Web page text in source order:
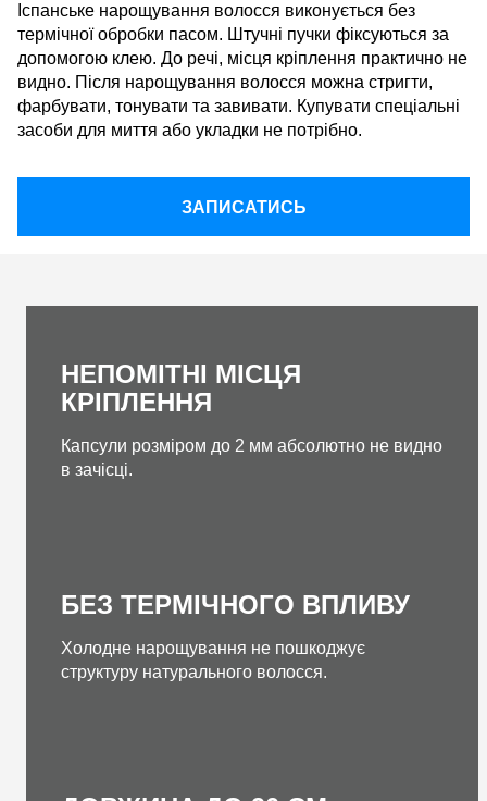
Іспанське нарощування волосся виконується без
термічної обробки пасом. Штучні пучки фіксуються за
допомогою клею. До речі, місця кріплення практично не
видно. Після нарощування волосся можна стригти,
фарбувати, тонувати та завивати. Купувати спеціальні
засоби для миття або укладки не потрібно.
ЗАПИСАТИСЬ
НЕПОМІТНІ МІСЦЯ
КРІПЛЕННЯ
Капсули розміром до 2 мм абсолютно не видно
в зачісці.
БЕЗ ТЕРМІЧНОГО ВПЛИВУ
Холодне нарощування не пошкоджує
структуру натурального волосся.